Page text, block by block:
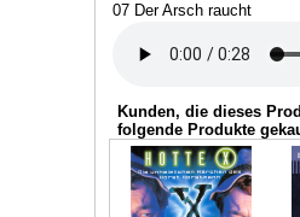
07 Der Arsch raucht
Kunden, die dieses
folgende Produkte